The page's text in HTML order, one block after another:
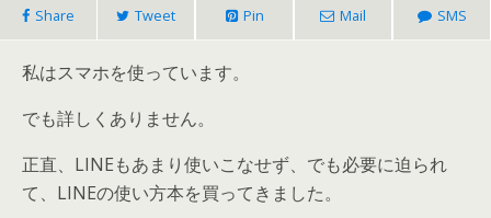
Share Tweet Pin Mail SMS
私はスマホを使っています。
でも詳しくありません。
正直、LINEもあまり使いこなせず、でも必要に迫られ
て、LINEの使い方本を買ってきました。